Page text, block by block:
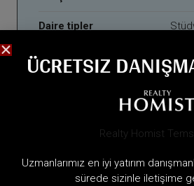
Daire tipler
Peşinat
Teslim Tarihi
ÜCRETSIZ
Uzmanlarımız en iyi yatırım
sürede sizinle iletişime